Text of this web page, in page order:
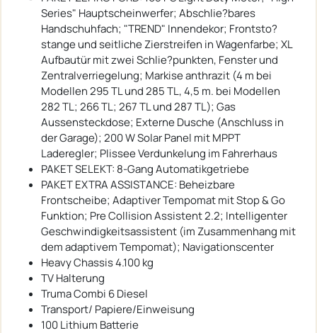
Series" Hauptscheinwerfer; Abschlie?bares
Handschuhfach; "TREND" Innendekor; Frontsto?
stange und seitliche Zierstreifen in Wagenfarbe; XL
Aufbautür mit zwei Schlie?punkten, Fenster und
Zentralverriegelung; Markise anthrazit (4 m bei
Modellen 295 TL und 285 TL, 4,5 m. bei Modellen
282 TL; 266 TL; 267 TL und 287 TL); Gas
Aussensteckdose; Externe Dusche (Anschluss in
der Garage); 200 W Solar Panel mit MPPT
Laderegler; Plissee Verdunkelung im Fahrerhaus
PAKET SELEKT: 8-Gang Automatikgetriebe
PAKET EXTRA ASSISTANCE: Beheizbare
Frontscheibe; Adaptiver Tempomat mit Stop & Go
Funktion; Pre Collision Assistent 2.2; Intelligenter
Geschwindigkeitsassistent (im Zusammenhang mit
dem adaptivem Tempomat); Navigationscenter
Heavy Chassis 4.100 kg
TV Halterung
Truma Combi 6 Diesel
Transport/ Papiere/Einweisung
100 Lithium Batterie